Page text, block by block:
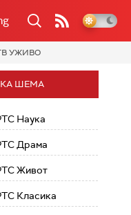
УЖИВО
ШЕМА
Наука
Драма
Живот
Класика